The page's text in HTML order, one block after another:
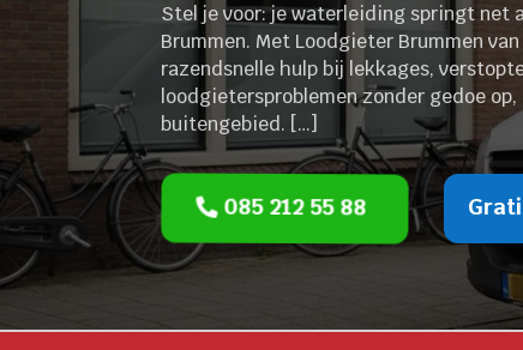
Stel je voor: je waterleiding springt net
Brummen. Met Loodgieter Brummen
razendsnelle hulp bij lekkages,
loodgietersproblemen zonder gedoe
buitengebied. […]
085 212 55 88